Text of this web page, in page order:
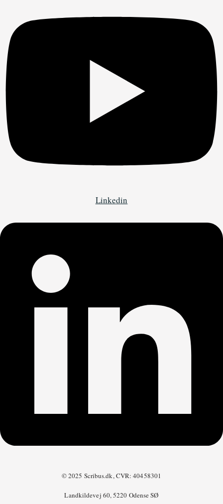
Linkedin
© 2025 Scribus.dk, CVR: 40458301
Landkildevej 60, 5220 Odense SØ